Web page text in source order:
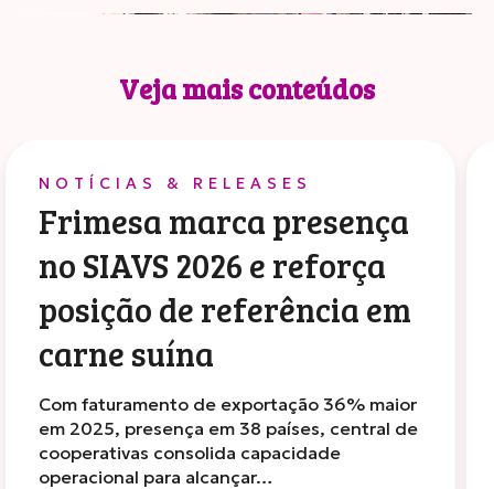
Veja mais conteúdos
NOTÍCIAS & RELEASES
Frimesa marca presença
no SIAVS 2026 e reforça
posição de referência em
carne suína
Com faturamento de exportação 36% maior
em 2025, presença em 38 países, central de
cooperativas consolida capacidade
operacional para alcançar…